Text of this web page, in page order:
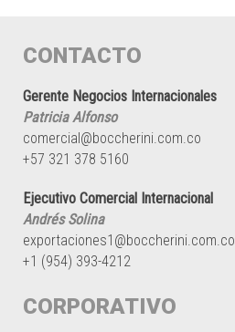
CONTACTO
Gerente Negocios Internacionales
Patricia Alfonso
comercial@boccherini.com.co
+57 321 378 5160
Ejecutivo Comercial Internacional
Andrés Solina
exportaciones1@boccherini.com.co
+1 (954) 393-4212
CORPORATIVO